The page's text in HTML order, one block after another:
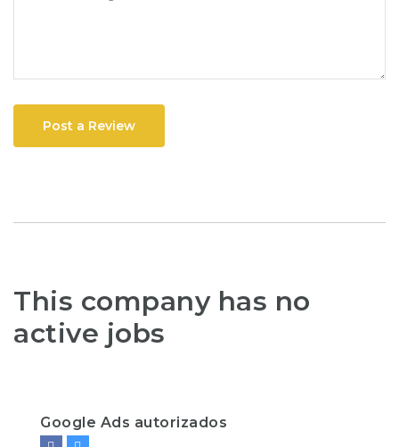
Post a Review
This company has no
active jobs
Google Ads autorizados